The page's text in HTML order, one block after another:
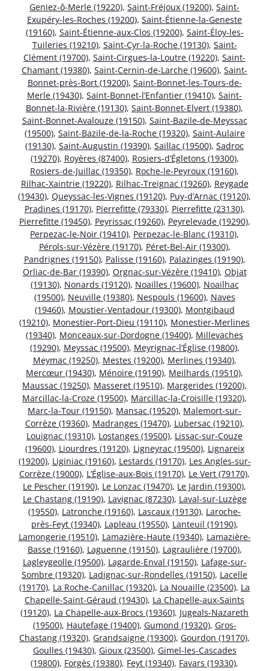
Geniez-ô-Merle (19220), Saint-Fréjoux (19200), Saint-
Exupéry-les-Roches (19200), Saint-Étienne-la-Geneste
(19160), Saint-Étienne-aux-Clos (19200), Saint-Éloy-les-
Tuileries (19210), Saint-Cyr-la-Roche (19130), Saint-
Clément (19700), Saint-Cirgues-la-Loutre (19220), Saint-
Chamant (19380), Saint-Cernin-de-Larche (19600), Saint-
Bonnet-près-Bort (19200), Saint-Bonnet-les-Tours-de-
Merle (19430), Saint-Bonnet-l’Enfantier (19410), Saint-
Bonnet-la-Rivière (19130), Saint-Bonnet-Elvert (19380),
Saint-Bonnet-Avalouze (19150), Saint-Bazile-de-Meyssac
(19500), Saint-Bazile-de-la-Roche (19320), Saint-Aulaire
(19130), Saint-Augustin (19390), Saillac (19500), Sadroc
(19270), Royères (87400), Rosiers-d’Égletons (19300),
Rosiers-de-Juillac (19350), Roche-le-Peyroux (19160),
Rilhac-Xaintrie (19220), Rilhac-Treignac (19260), Reygade
(19430), Queyssac-les-Vignes (19120), Puy-d’Arnac (19120),
Pradines (19170), Pierrefitte (79330), Pierrefitte (23130),
Pierrefitte (19450), Peyrissac (19260), Peyrelevade (19290),
Perpezac-le-Noir (19410), Perpezac-le-Blanc (19310),
Pérols-sur-Vézère (19170), Péret-Bel-Air (19300),
Pandrignes (19150), Palisse (19160), Palazinges (19190),
Orliac-de-Bar (19390), Orgnac-sur-Vézère (19410), Objat
(19130), Nonards (19120), Noailles (19600), Noailhac
(19500), Neuville (19380), Nespouls (19600), Naves
(19460), Moustier-Ventadour (19300), Montgibaud
(19210), Monestier-Port-Dieu (19110), Monestier-Merlines
(19340), Monceaux-sur-Dordogne (19400), Millevaches
(19290), Meyssac (19500), Meyrignac-l’Église (19800),
Meymac (19250), Mestes (19200), Merlines (19340),
Mercœur (19430), Ménoire (19190), Meilhards (19510),
Maussac (19250), Masseret (19510), Margerides (19200),
Marcillac-la-Croze (19500), Marcillac-la-Croisille (19320),
Marc-la-Tour (19150), Mansac (19520), Malemort-sur-
Corrèze (19360), Madranges (19470), Lubersac (19210),
Louignac (19310), Lostanges (19500), Lissac-sur-Couze
(19600), Liourdres (19120), Ligneyrac (19500), Lignareix
(19200), Liginiac (19160), Lestards (19170), Les Angles-sur-
Corrèze (19000), L’Église-aux-Bois (19170), Le Vert (79170),
Le Pescher (19190), Le Lonzac (19470), Le Jardin (19300),
Le Chastang (19190), Lavignac (87230), Laval-sur-Luzège
(19550), Latronche (19160), Lascaux (19130), Laroche-
près-Feyt (19340), Lapleau (19550), Lanteuil (19190),
Lamongerie (19510), Lamazière-Haute (19340), Lamazière-
Basse (19160), Laguenne (19150), Lagraulière (19700),
Lagleygeolle (19500), Lagarde-Enval (19150), Lafage-sur-
Sombre (19320), Ladignac-sur-Rondelles (19150), Lacelle
(19170), La Roche-Canillac (19320), La Nouaille (23500), La
Chapelle-Saint-Géraud (19430), La Chapelle-aux-Saints
(19120), La Chapelle-aux-Brocs (19360), Jugeals-Nazareth
(19500), Hautefage (19400), Gumond (19320), Gros-
Chastang (19320), Grandsaigne (19300), Gourdon (19170),
Goulles (19430), Gioux (23500), Gimel-les-Cascades
(19800), Forgès (19380), Feyt (19340), Favars (19330),